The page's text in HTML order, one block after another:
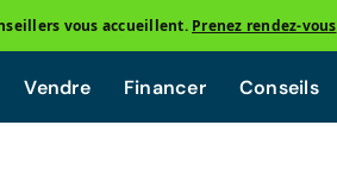
vous accueillent. Prenez rendez-vous
Vendre Financer Conseils